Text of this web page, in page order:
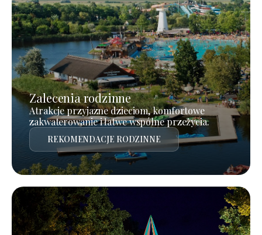
Zalecenia rodzinne
Atrakcje przyjazne dzieciom, komfortowe
zakwaterowanie i łatwe wspólne przeżycia.
REKOMENDACJE RODZINNE